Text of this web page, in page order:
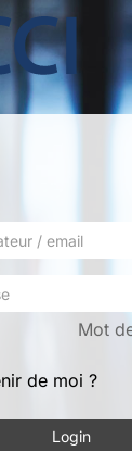
Mot
de moi ?